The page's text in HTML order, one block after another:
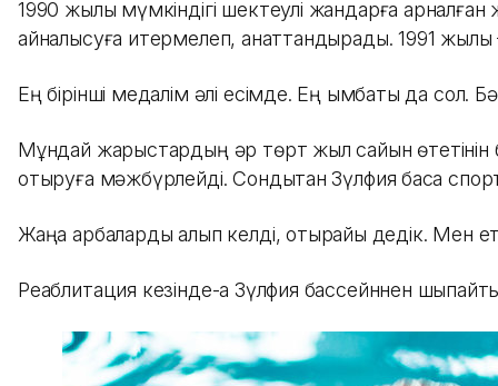
1990 жылы мүмкіндігі шектеулі жандарға арналған
айналысуға итермелеп, қанаттандырады. 1991 жылы
Ең бірінші медалім әлі есімде. Ең қымбаты да
Мұндай жарыстардың әр төрт жыл сайын өтетінін
отыруға мәжбүрлейді. Сондықтан Зүлфия басқа
Жаңа арбаларды алып келді, отырайық дедік. Мен
Реаблитация кезінде-ақ Зүлфия бассейннен